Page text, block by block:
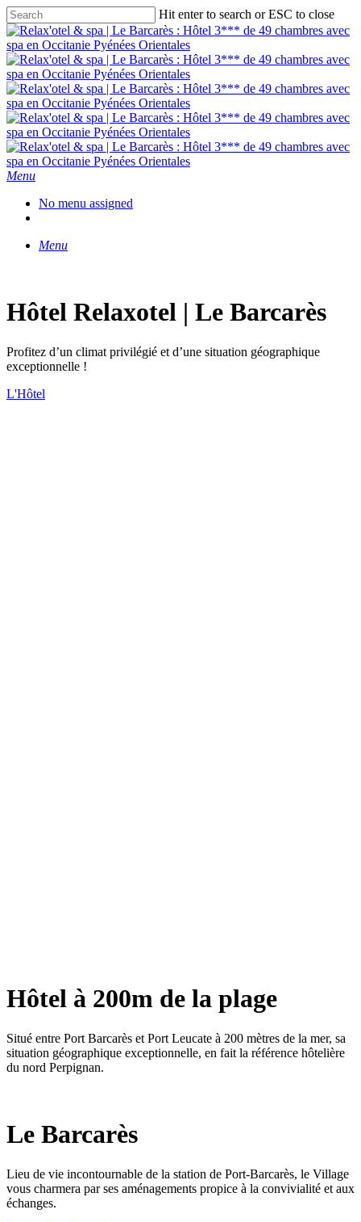
Skip
to
main
content
Hit enter to search or ESC to close
Close
Search
Menu
No menu assigned
Menu
Hôtel Relaxotel | Le Barcarès
Profitez d’un climat privilégié et d’une situation géographique
exceptionnelle !
L'Hôtel
Hôtel à 200m de la plage
Situé entre Port Barcarès et Port Leucate à 200 mètres de la mer, sa
situation géographique exceptionnelle, en fait la référence hôtelière
du nord Perpignan.
Le Barcarès
Lieu de vie incontournable de la station de Port-Barcarès, le Village
vous charmera par ses aménagements propice à la convivialité et aux
échanges.